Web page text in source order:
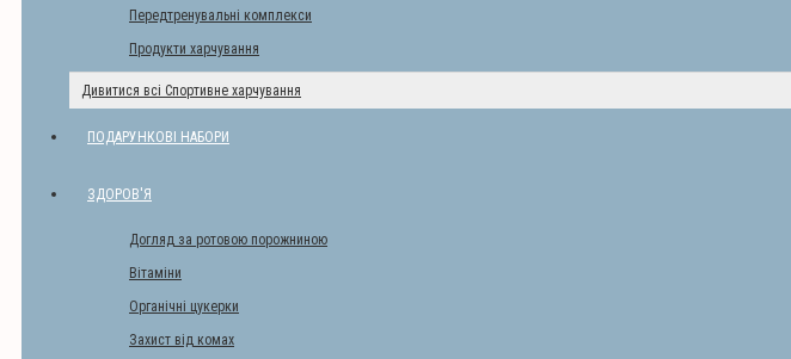
Передтренувальні комплекси
Продукти харчування
Дивитися всі Спортивне харчування
ПОДАРУНКОВІ НАБОРИ
ЗДОРОВ'Я
Догляд за ротовою порожниною
Вітаміни
Органічні цукерки
Захист від комах